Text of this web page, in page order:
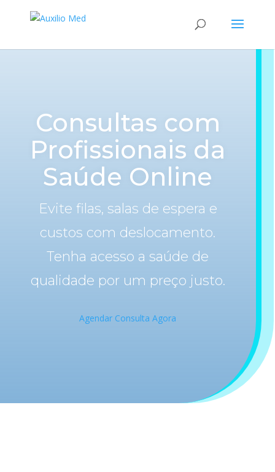
Consultas com
Profissionais da
Saúde Online
Evite filas, salas de espera e
custos com deslocamento.
Tenha acesso a saúde de
qualidade por um preço justo.
Agendar Consulta Agora